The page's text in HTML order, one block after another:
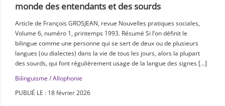
monde des entendants et des sourds
Article de François GROSJEAN, revue Nouvelles pratiques sociales,
Volume 6, numéro 1, printemps 1993. Résumé Si l’on définit le
bilingue comme une personne qui se sert de deux ou de plusieurs
langues (ou dialectes) dans la vie de tous les jours, alors la plupart
des sourds, qui font régulièrement usage de la langue des signes […]
Bilinguisme / Allophonie
PUBLIÉ LE : 18 février 2026